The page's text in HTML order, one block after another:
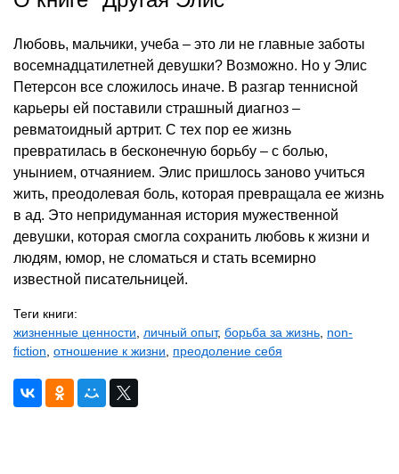
Любовь, мальчики, учеба – это ли не главные заботы
восемнадцатилетней девушки? Возможно. Но у Элис
Петерсон все сложилось иначе. В разгар теннисной
карьеры ей поставили страшный диагноз –
ревматоидный артрит. С тех пор ее жизнь
превратилась в бесконечную борьбу – с болью,
унынием, отчаянием. Элис пришлось заново учиться
жить, преодолевая боль, которая превращала ее жизнь
в ад. Это непридуманная история мужественной
девушки, которая смогла сохранить любовь к жизни и
людям, юмор, не сломаться и стать всемирно
известной писательницей.
Теги книги:
жизненные ценности
личный опыт, борьба за жизнь non-
fiction отношение к жизни преодоление себя